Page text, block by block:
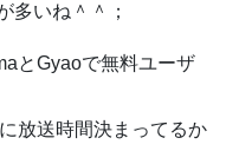
多いね＾＾；
とGyaoで無料ユーザ
放送時間決まってるか